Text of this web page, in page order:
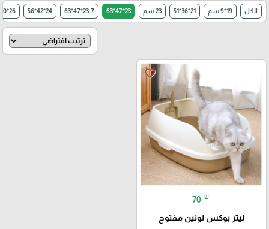
الكل 19*9 سم 21*36*51 23 سم 23*47*63
23.7*47*63
24*42*56 26*10 سم
favorite_border
70 ₪
ليتر بوكس لونين مفتوح